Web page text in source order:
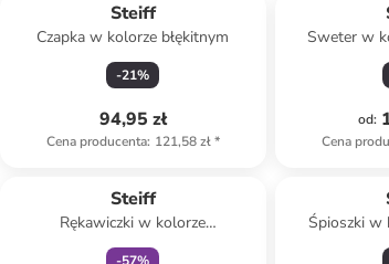
Steiff
Czapka w kolorze błękitnym
-21%
94,95 zł
Cena producenta: 121,58 zł*
Sweter w
od:
Cena
Steiff
Rękawiczki w kolorze
jasnoróżowym
Śpioszki w